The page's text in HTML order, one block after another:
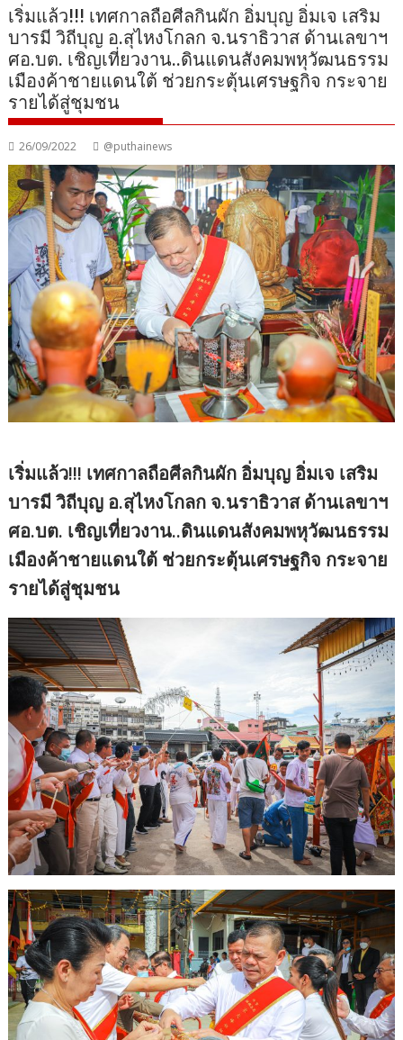
เริ่มแล้ว!!! เทศกาลถือศีลกินผัก อิ่มบุญ อิ่มเจ เสริม
บารมี วิถีบุญ อ.สุไหงโกลก จ.นราธิวาส ด้านเลขาฯ
ศอ.บต. เชิญเที่ยวงาน..ดินแดนสังคมพหุวัฒนธรรม
เมืองค้าชายแดนใต้ ช่วยกระตุ้นเศรษฐกิจ กระจาย
รายได้สู่ชุมชน
26/09/2022 @puthainews
เริ่มแล้ว!!! เทศกาลถือศีลกินผัก อิ่มบุญ อิ่มเจ เสริม
บารมี วิถีบุญ อ.สุไหงโกลก จ.นราธิวาส ด้านเลขาฯ
ศอ.บต. เชิญเที่ยวงาน..ดินแดนสังคมพหุวัฒนธรรม
เมืองค้าชายแดนใต้ ช่วยกระตุ้นเศรษฐกิจ กระจาย
รายได้สู่ชุมชน